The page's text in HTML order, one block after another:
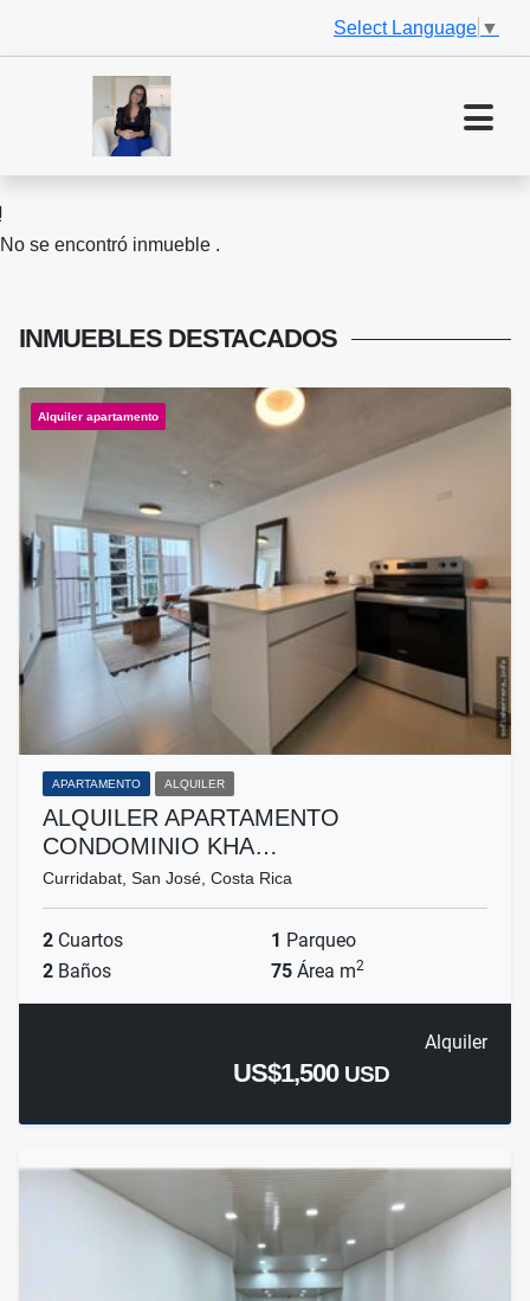
Select Language ▼
No se encontró inmueble .
INMUEBLES DESTACADOS
Alquiler apartamento
APARTAMENTO ALQUILER
ALQUILER APARTAMENTO
CONDOMINIO KHA…
Curridabat, San José, Costa Rica
2 Cuartos 1 Parqueo
2 Baños 75 Área m2
Alquiler
US$1,500 USD